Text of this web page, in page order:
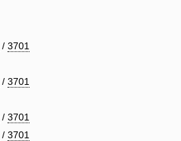
/ 3701
/ 3701
/ 3701
/ 3701